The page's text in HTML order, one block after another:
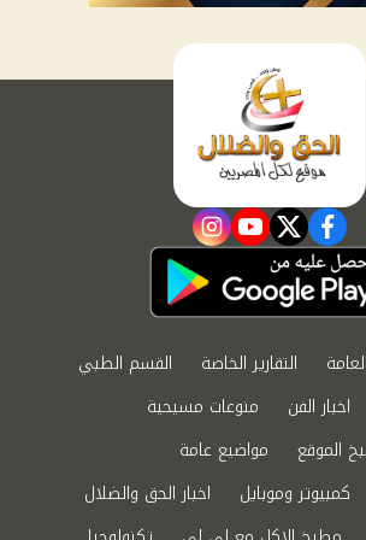
facebook
twitter
youtube
instagram
التقارير الخاصة
القسم الطبي
اخبار الفن
منوعات مسيحية
الموقع
مواضيع عامة
كمبيوتر وموبايل
اخبار الحق والضلال